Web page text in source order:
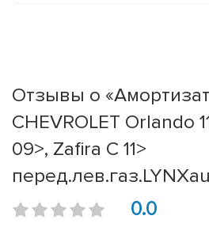
Отзывы о
CHEVROLET Orlando
09>, Zafira C 11>
0.0